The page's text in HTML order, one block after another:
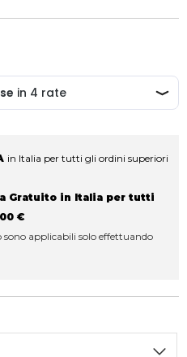
in Italia per tutti gli ordini superiori
Gratuito in Italia per tutti
€
applicabili solo effettuando